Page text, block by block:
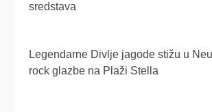
sredstava
Legendarne Divlje jagode stižu u
rock glazbe na Plaži Stella